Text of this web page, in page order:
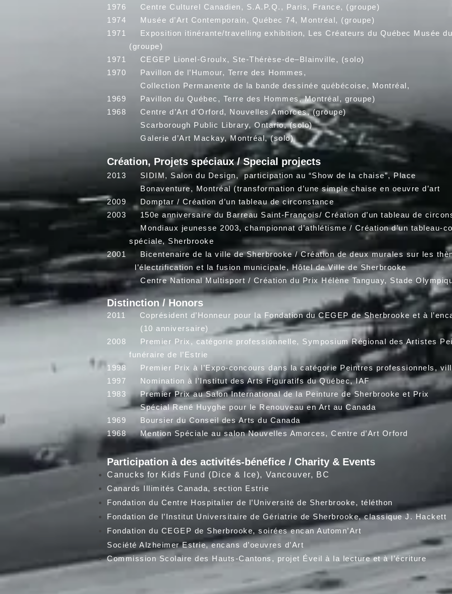
1976 Centre Culturel Canadien, S.A.P.Q., Paris, France, (groupe)
1974 Musée d’Art Contemporain, Québec 74, Montréal, (groupe)
1971 Exposition itinérante/travelling exhibition, Les Créateurs du Québec Musée
(groupe)
1971 CEGEP Lionel-Groulx, Ste-Thérèse-de–Blainville, (solo)
1970 Pavillon de l’Humour, Terre des Hommes,
Collection Permanente de la bande dessinée québécoise, Montréal,
1969 Pavillon du Québec, Terre des Hommes, Montréal, groupe)
1968 Centre d’Art d’Orford, Nouvelles Amorces, (groupe)
Scarborough Public Library, Ontario, (solo)
Galerie d’Art Mackay, Montréal, (solo)
Création, Projets spéciaux / Special projects
2013 SIDIM, Salon du Design, participation au “Show de la chaise”, Place
Bonaventure, Montréal (transformation d’une simple chaise en oeuvre d’art
2009 Domptar / Création d’un tableau de circonstance
2003 150e anniversaire du Barreau Saint-François/ Création d’un tableau de
Mondiaux jeunesse 2003, championnat d’athlétisme / Création d’un
spéciale, Sherbrooke
2001 Bicentenaire de la ville de Sherbrooke / Création de deux
l’électrification et la fusion municipale, Hôtel de Ville de Sherbrooke
Centre National Multisport / Création du Prix Hélène Tanguay, Stade
Distinction / Honors
2011 Coprésident d’Honneur pour la Fondation du CEGEP de Sherbrooke et à
(10 anniversaire)
2008 Premier Prix, catégorie professionnelle, Symposium Régional des
funéraire de l’Estrie
1998 Premier Prix à l’Expo-concours dans la catégorie Peintres professionnels,
1997 Nomination à l’Institut des Arts Figuratifs du Québec, IAF
1983 Premier Prix au Salon International de la Peinture de Sherbrooke et Prix
Spécial René Huyghe pour le Renouveau en Art au Canada
1969 Boursier du Conseil des Arts du Canada
1968 Mention Spéciale au salon Nouvelles Amorces, Centre d’Art Orford
Participation à des activités-bénéfice / Charity & Events
Canucks for Kids Fund (Dice & Ice), Vancouver, BC
Canards Illimités Canada, section Estrie
Fondation du Centre Hospitalier de l’Université de Sherbrooke, téléthon
Fondation de l’Institut Universitaire de Gériatrie de Sherbrooke, classique J. Hackett
Fondation du CEGEP de Sherbrooke, soirées encan Automn’Art
Société Alzheimer Estrie, encans d’oeuvres d’Art
Commission Scolaire des Hauts-Cantons, projet Éveil à la lecture et à l’écriture